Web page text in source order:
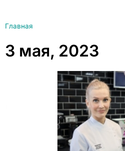
Главная
3 мая, 2023